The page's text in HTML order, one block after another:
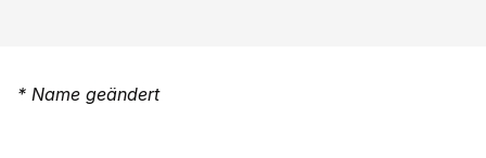
* Name geändert